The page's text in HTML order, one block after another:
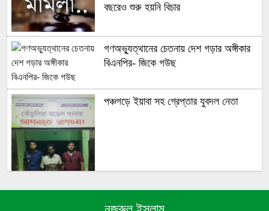
বছরেও শুরু হয়নি বিচার
গণঅভ্যুত্থানের চেতনায় দেশ গড়ার অঙ্গীকার
বিএনপির- জিকে গউছ
পঞ্চগড়ে ইয়াবা সহ গ্রেপ্তার যুবদল নেতা